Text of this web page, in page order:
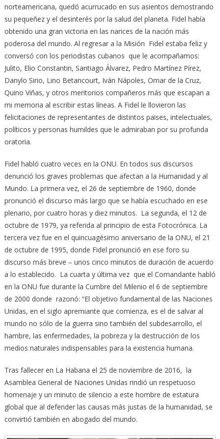
norteamericana, quedó acurrucado en sus asientos demostrando
su pequeñez y el desinterés por la salud del planeta. Fidel había
obtenido una gran victoria en las narices de la nación más
poderosa del mundo. Al regresar a la Misión Fidel estaba feliz y
conversó con los periodistas cubanos que le acompañamos:
Julito, Elio Constantin, Santiago Álvarez, Pedro Martínez Pírez,
Danylo Sirio, Lino Betancourt, Iván Nápoles, Omar de la Cruz,
Quino Viñas, y otros meritorios compañeros más que escapan a
mi memoria al escribir estas líneas. A Fidel le llovieron las
felicitaciones de representantes de distintos paises, intelectuales,
políticos y personas humildes que le admiraban por su profunda
oratoria.
Fidel habló cuatro veces en la ONU. En todos sus discursos
denunció los graves problemas que afectan a la Humanidad y al
Mundo. La primera vez, el 26 de septiembre de 1960, donde
pronunció el discurso más largo que se había escuchado en ese
plenario, por cuatro horas y diez minutos. La segunda, el 12 de
octubre de 1979, ya referida al principio de esta Fotocrónica. La
tercera vez fue en el quincuagésimo aniversario de la ONU, el 21
de octubre de 1995, donde Fidel pronunció en ese foro su
discurso más breve – unos cinco minutos de duración de acuerdo
a lo establecido. La cuarta y última vez que el Comandante habló
en la ONU fue durante la Cumbre del Milenio el 6 de septiembre
de 2000 donde razonó: “El objetivo fundamental de las Naciones
Unidas, en el siglo apremiante que comienza, es el de salvar al
mundo no sólo de la guerra sino también del subdesarrollo, el
hambre, las enfermedades, la pobreza y la destrucción de los
medios naturales indispensables para la existencia humana.
Tras fallecer en La Habana el 25 de noviembre de 2016, la
Asamblea General de Naciones Unidas rindió un respetuoso
homenaje y un minuto de silencio a este hombre de estatura
global que al defender las causas más justas de la humanidad, se
convirtió también en abogado del mundo.